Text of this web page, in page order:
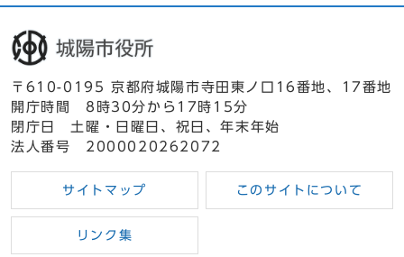
〒610-0195 京都府城陽市寺田東ノ口16番地、17番地
開庁時間 8時30分から17時15分
閉庁日 土曜・日曜日、祝日、年末年始
法人番号 2000020262072
サイトマップ このサイトについて
リンク集